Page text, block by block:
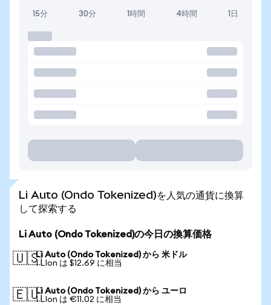
15分 30分 1時間 4時間 1日
Li Auto (Ondo Tokenized)を人気の通貨に換算
して探索する
Li Auto (Ondo Tokenized)の今日の換算価格
🇺🇸Li Auto (Ondo Tokenized) から 米ドル
1 LIon は $12.69 に相当
🇪🇺Li Auto (Ondo Tokenized) から ユーロ
1 LIon は €11.02 に相当